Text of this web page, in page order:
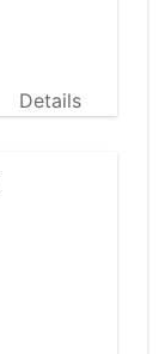
Details